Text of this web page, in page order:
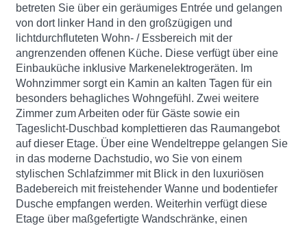
betreten Sie über ein geräumiges Entrée und gelangen
von dort linker Hand in den großzügigen und
lichtdurchfluteten Wohn- / Essbereich mit der
angrenzenden offenen Küche. Diese verfügt über eine
Einbauküche inklusive Markenelektrogeräten. Im
Wohnzimmer sorgt ein Kamin an kalten Tagen für ein
besonders behagliches Wohngefühl. Zwei weitere
Zimmer zum Arbeiten oder für Gäste sowie ein
Tageslicht-Duschbad komplettieren das Raumangebot
auf dieser Etage. Über eine Wendeltreppe gelangen Sie
in das moderne Dachstudio, wo Sie von einem
stylischen Schlafzimmer mit Blick in den luxuriösen
Badebereich mit freistehender Wanne und bodentiefer
Dusche empfangen werden. Weiterhin verfügt diese
Etage über maßgefertigte Wandschränke, einen